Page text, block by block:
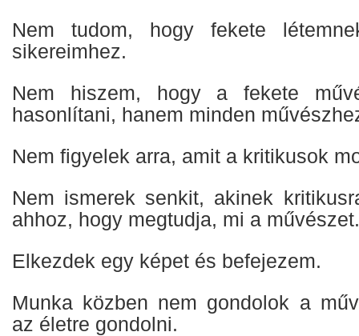
Nem tudom, hogy fekete
sikereimhez.
Nem hiszem, hogy a fekete
hasonlítani, hanem minden
Nem figyelek arra, amit a kritikusok
Nem ismerek senkit, akinek
ahhoz, hogy megtudja, mi a művészet.
Elkezdek egy képet és befejezem.
Munka közben nem gondolok a
az életre gondolni.